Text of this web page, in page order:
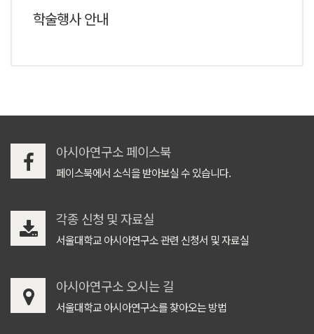
학술행사 안내
아시아연구소 페이스북
페이스북에서 소식을 받아보실 수 있습니다.
각종 신청 및 자료실
서울대학교 아시아연구소 관련 신청서 및 자료실
아시아연구소 오시는 길
서울대학교 아시아연구소를 찾아오는 방법